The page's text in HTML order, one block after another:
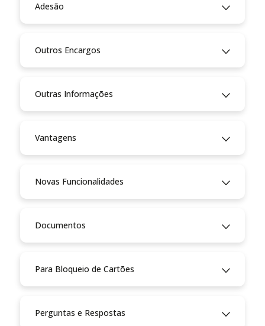
Adesão
Outros Encargos
Outras Informações
Vantagens
Novas Funcionalidades
Documentos
Para Bloqueio de Cartões
Perguntas e Respostas